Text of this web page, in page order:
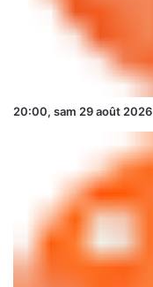
20:00, sam 29 août 2026